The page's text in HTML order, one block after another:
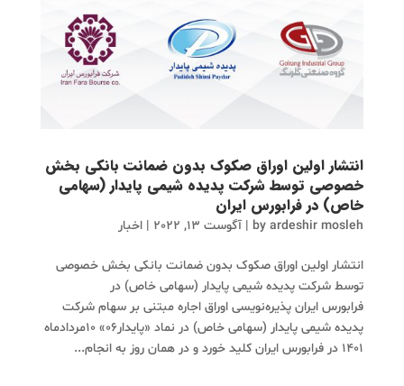
انتشار اولین اوراق صکوک بدون ضمانت بانکی بخش
خصوصی توسط شرکت پدیده شیمی پایدار (سهامی
خاص) در فرابورس ایران
byardeshir mosleh
| آگوست 13, 2022 اخبار
انتشار اولین اوراق صکوک بدون ضمانت بانکی بخش خصوصی
توسط شرکت پدیده شیمی پایدار (سهامی خاص) در
فرابورس ایران پذیره‌نویسی اوراق اجاره مبتنی بر سهام شرکت
پدیده شیمی پایدار (سهامی خاص) در نماد «پایدار06» 10مردادماه
1401 در فرابورس ایران کلید خورد و در همان روز به انجام...